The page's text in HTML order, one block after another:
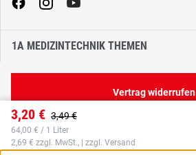
3,20 € 3,49 €
64,00 € / 1 Liter
2,69 € zzgl. MwSt., | zzgl. Versand
1A MEDIZINTECHNIK THEMEN
Vertrag widerrufen